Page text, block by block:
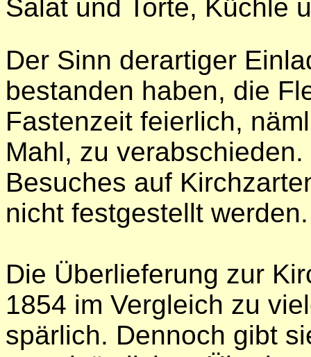
Salat und Torte, Küchle
Der Sinn derartiger
bestanden haben, die
Fastenzeit feierlich,
Mahl, zu
Besuches auf
nicht festgestellt werden.
Die Überlieferung zur
1854 im Vergleich zu
spärlich. Dennoch gibt